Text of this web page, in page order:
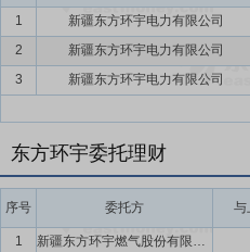
要点14：股利分配
公司上市后将
以现金方式累计分配的利润不少于
要点15：稳定股价措施
公司首次
持股份、公司全体董事(独立董事
1 新疆东方环宇电力有限公司
2
新疆东方环宇电力有限公司
3
新疆东方环宇电力有限公司
东方环宇委托理财
序号 委托方 与
1 新疆东方环宇燃气股份有限公司